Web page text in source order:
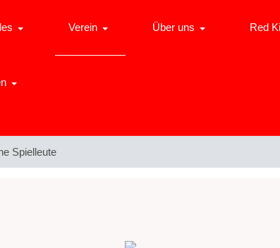
Verein Über uns Red
Spielleute